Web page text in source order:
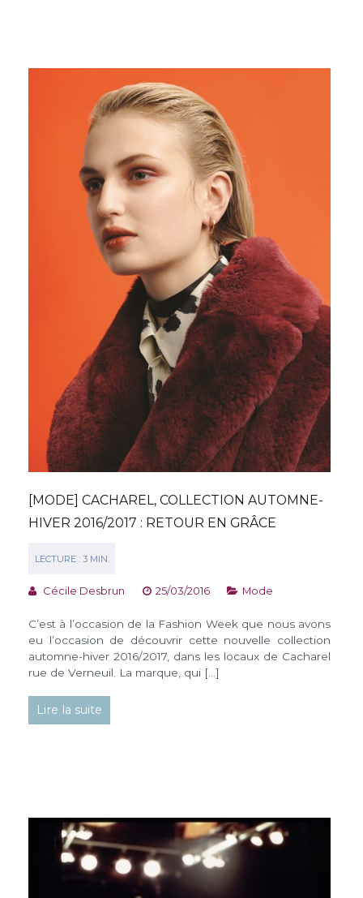
[MODE] CACHAREL, COLLECTION AUTOMNE-
HIVER 2016/2017 : RETOUR EN GRÂCE
Cécile Desbrun 25/03/2016 Mode
C’est à l’occasion de la Fashion Week que nous avons
eu l’occasion de découvrir cette nouvelle collection
automne-hiver 2016/2017, dans les locaux de Cacharel
rue de Verneuil. La marque, qui […]
Lire la suite